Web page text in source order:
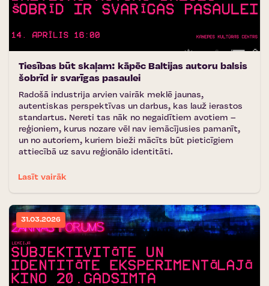
Tiesības būt skaļam: kāpēc Baltijas autoru balsis
šobrīd ir svarīgas pasaulei
Radošā industrija arvien vairāk meklē jaunas,
autentiskas perspektīvas un darbus, kas lauž ierastos
standartus. Nereti tas nāk no negaidītiem avotiem –
reģioniem, kurus nozare vēl nav iemācījusies pamanīt,
un no autoriem, kuriem bieži mācīts būt pieticīgiem
attiecībā uz savu reģionālo identitāti.
Lasīt vairāk
31.03.2026